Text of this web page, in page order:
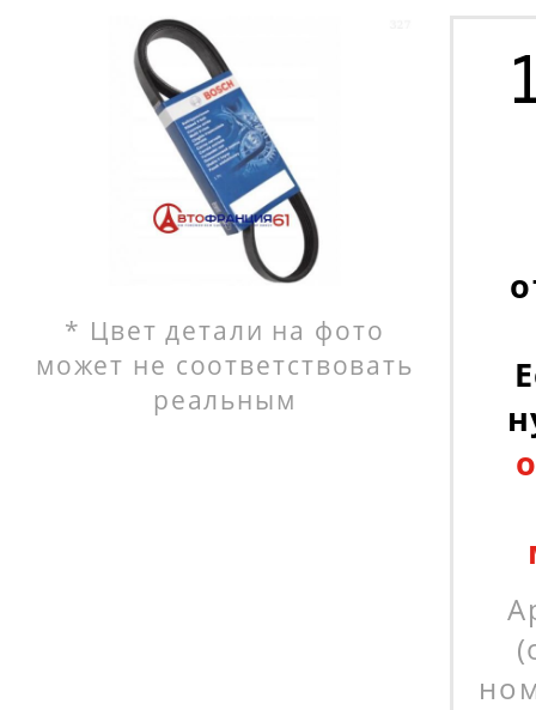
* Цвет детали на фото
может не соответствовать
реальным